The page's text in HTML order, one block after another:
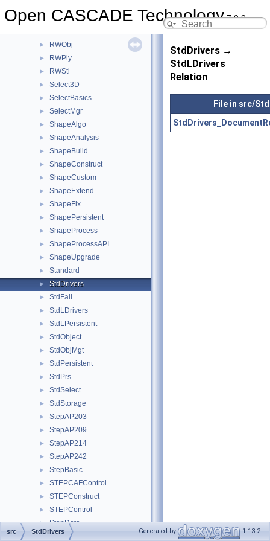
Open CASCADE Technology7.9.0
RWHeaderSection
► RWObj
► RWPly
► RWStl
► Select3D
► SelectBasics
► SelectMgr
► ShapeAlgo
► ShapeAnalysis
► ShapeBuild
► ShapeConstruct
► ShapeCustom
► ShapeExtend
► ShapeFix
► ShapePersistent
► ShapeProcess
► ShapeProcessAPI
► ShapeUpgrade
► Standard
► StdDrivers
► StdFail
► StdLDrivers
► StdLPersistent
► StdObject
► StdObjMgt
► StdPersistent
► StdPrs
► StdSelect
► StdStorage
► StepAP203
► StepAP209
► StepAP214
► StepAP242
► StepBasic
► STEPCAFControl
► STEPConstruct
► STEPControl
► StepData
► StepDimTol
StdDrivers →
StdLDrivers
Relation
File in src/
src StdDrivers Generated by 1.13.2